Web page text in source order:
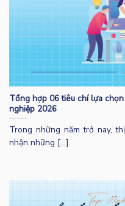
Tổng hợp 06 tiêu chí lựa
nghiệp 2026
Trong những năm trở nay,
nhận những [...]